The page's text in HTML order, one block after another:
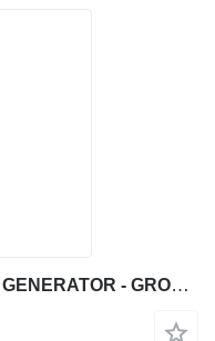
Caterpillar DE220 GC 220 KVA - GENERATOR - GROUPE ELETROGENE